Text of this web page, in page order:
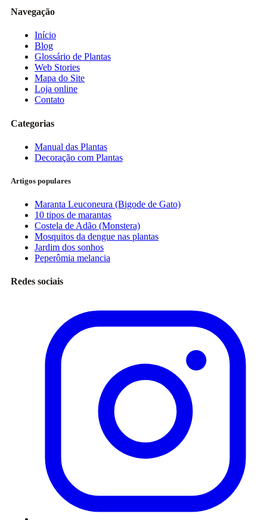
Navegação
Início
Blog
Glossário de Plantas
Web Stories
Mapa do Site
Loja online
Contato
Categorias
Manual das Plantas
Decoração com Plantas
Artigos populares
Maranta Leuconeura (Bigode de Gato)
10 tipos de marantas
Costela de Adão (Monstera)
Mosquitos da dengue nas plantas
Jardim dos sonhos
Peperômia melancia
Redes sociais